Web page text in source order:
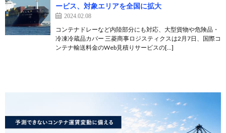
ービス、対象エリアを全国に拡大
2024.02.08
コンテナドレーなど内陸部分にも対応、大型貨物や危険品・
冷凍冷蔵品カバー 三菱商事ロジスティクスは2月7日、国際コ
ンテナ輸送料金のWeb見積りサービスの[…]